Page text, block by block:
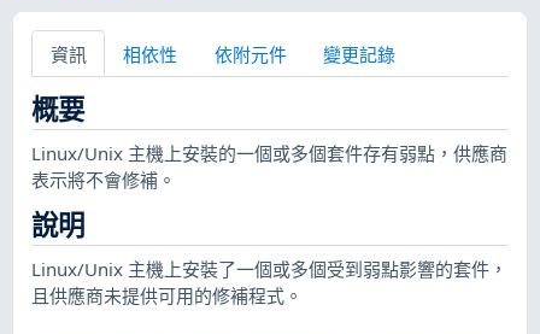
資訊 相依性 依附元件 變更記錄
概要
Linux/Unix 主機上安裝的一個或多個套件存有弱點，供應商
表示將不會修補。
說明
Linux/Unix 主機上安裝了一個或多個受到弱點影響的套件，
且供應商未提供可用的修補程式。